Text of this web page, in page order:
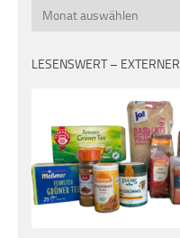
Monatsübersicht
LESENSWERT –